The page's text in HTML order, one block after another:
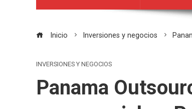
Inicio Inversiones y negocios
INVERSIONES Y NEGOCIOS
Panama